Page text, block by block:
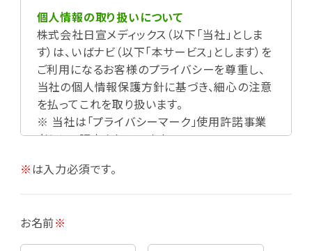
個人情報の取り扱いについて
株式会社日宣メディックス（以下「当社」としま
す）は、いばナビ（以下「本サービス」とします）を
ご利用になるお客様のプライバシーを尊重し、
当社の個人情報保護方針に基づき、細心の注意
を払ってこれを取り扱います。
※ 当社は「プライバシーマーク」使用許諾事業
者として認定されています。
※は入力必須です。
お名前※